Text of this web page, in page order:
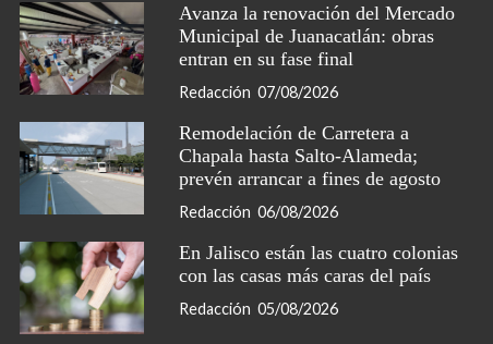
Avanza la renovación del Mercado
Municipal de Juanacatlán: obras
entran en su fase final
Redacción 07/08/2026
Remodelación de Carretera a
Chapala hasta Salto-Alameda;
prevén arrancar a fines de agosto
Redacción 06/08/2026
En Jalisco están las cuatro colonias
con las casas más caras del país
Redacción 05/08/2026